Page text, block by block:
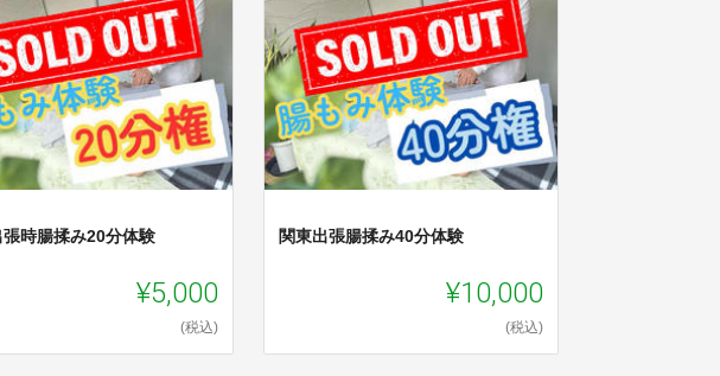
張時腸揉み20分体験
¥5,000
(税込)
関東出張腸揉み40分体験
¥10,000
(税込)